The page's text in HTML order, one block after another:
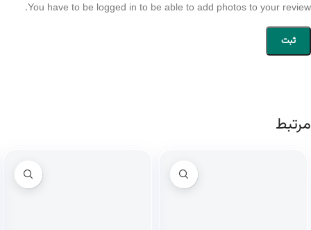
You have to be logged in to be able to add photos to your review.
مرتبط